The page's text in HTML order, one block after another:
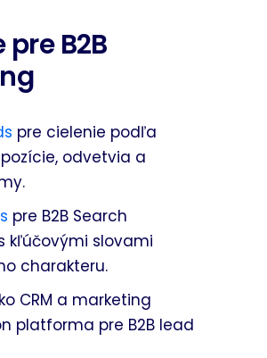
B2B
pre cielenie podľa
odvetvia a
pre B2B Search
kľúčovými slovami
charakteru.
CRM a marketing
platforma pre B2B lead